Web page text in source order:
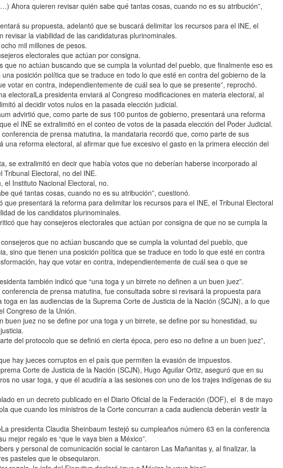
Ahora quieren revisar quién sabe qué tantas cosas, cuando no es su atribución”,
su propuesta, adelantó que se buscará delimitar los recursos para el INE, el
revisar la viabilidad de las candidaturas plurinominales.
mil millones de pesos.
electorales que actúan por consigna.
que no actúan buscando que se cumpla la voluntad del pueblo, que finalmente eso es
posición política que se traduce en todo lo que esté en contra del gobierno de la
votar en contra, independientemente de cuál sea lo que se presente”, reprochó.
electoralLa presidenta enviará al Congreso modificaciones en materia electoral, al
al decidir votos nulos en la pasada elección judicial.
advirtió que, como parte de sus 100 puntos de gobierno, presentará una reforma
el INE se extralimitó en el conteo de votos de la pasada elección del Poder Judicial.
de prensa matutina, la mandataria recordó que, como parte de sus
una reforma electoral, al afirmar que fue excesivo el gasto en la primera elección del
se extralimitó en decir que había votos que no deberían haberse incorporado al
Tribunal Electoral, no del INE.
el Instituto Nacional Electoral, no.
qué tantas cosas, cuando no es su atribución”, cuestionó.
que presentará la reforma para delimitar los recursos para el INE, el Tribunal Electoral
de los candidatos plurinominales.
que hay consejeros electorales que actúan por consigna de que no se cumpla la
que no actúan buscando que se cumpla la voluntad del pueblo, que
sino que tienen una posición política que se traduce en todo lo que esté en contra
hay que votar en contra, independientemente de cuál sea o que se
también indicó que “una toga y un birrete no definen a un buen juez”.
de prensa matutina, fue consultada sobre si revisará la propuesta para
en las audiencias de la Suprema Corte de Justicia de la Nación (SCJN), a lo que
Congreso de la Unión.
buen juez no se define por una toga y un birrete, se define por su honestidad, su
del protocolo que se definió en cierta época, pero eso no define a un buen juez”,
hay jueces corruptos en el país que permiten la evasión de impuestos.
Corte de Justicia de la Nación (SCJN), Hugo Aguilar Ortiz, aseguró que en su
no usar toga, y que él acudiría a las sesiones con uno de los trajes indígenas de su
en un decreto publicado en el Diario Oficial de la Federación (DOF), el 8 de mayo
que cuando los ministros de la Corte concurran a cada audiencia deberán vestir la
presidenta Claudia Sheinbaum festejó su cumpleaños número 63 en la conferencia
mejor regalo es “que le vaya bien a México”.
y personal de comunicación social le cantaron Las Mañanitas y, al finalizar, la
pasteles que le obsequiaron.